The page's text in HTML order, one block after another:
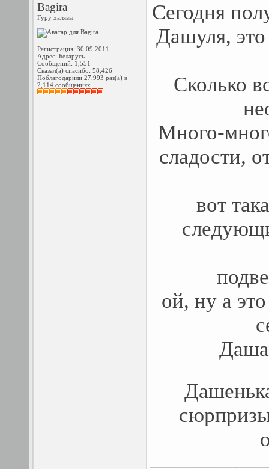
Bagira
Гуру халявы
Регистрация: 30.09.2011
Адрес: Беларусь
Сообщений: 1,551
Сказал(а) спасибо: 58,426
Поблагодарили 27,993 раз(а) в
2,114 сообщениях
Сегодня
Дашуля,
Cколько
Много-
сладости,
вот
ой, ну а
Даша